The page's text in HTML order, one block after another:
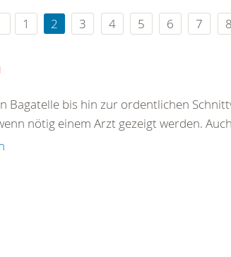
1 2 3 4 5 6 7 8
Bagatelle bis hin zur ordentlichen
nötig einem Arzt gezeigt werden.